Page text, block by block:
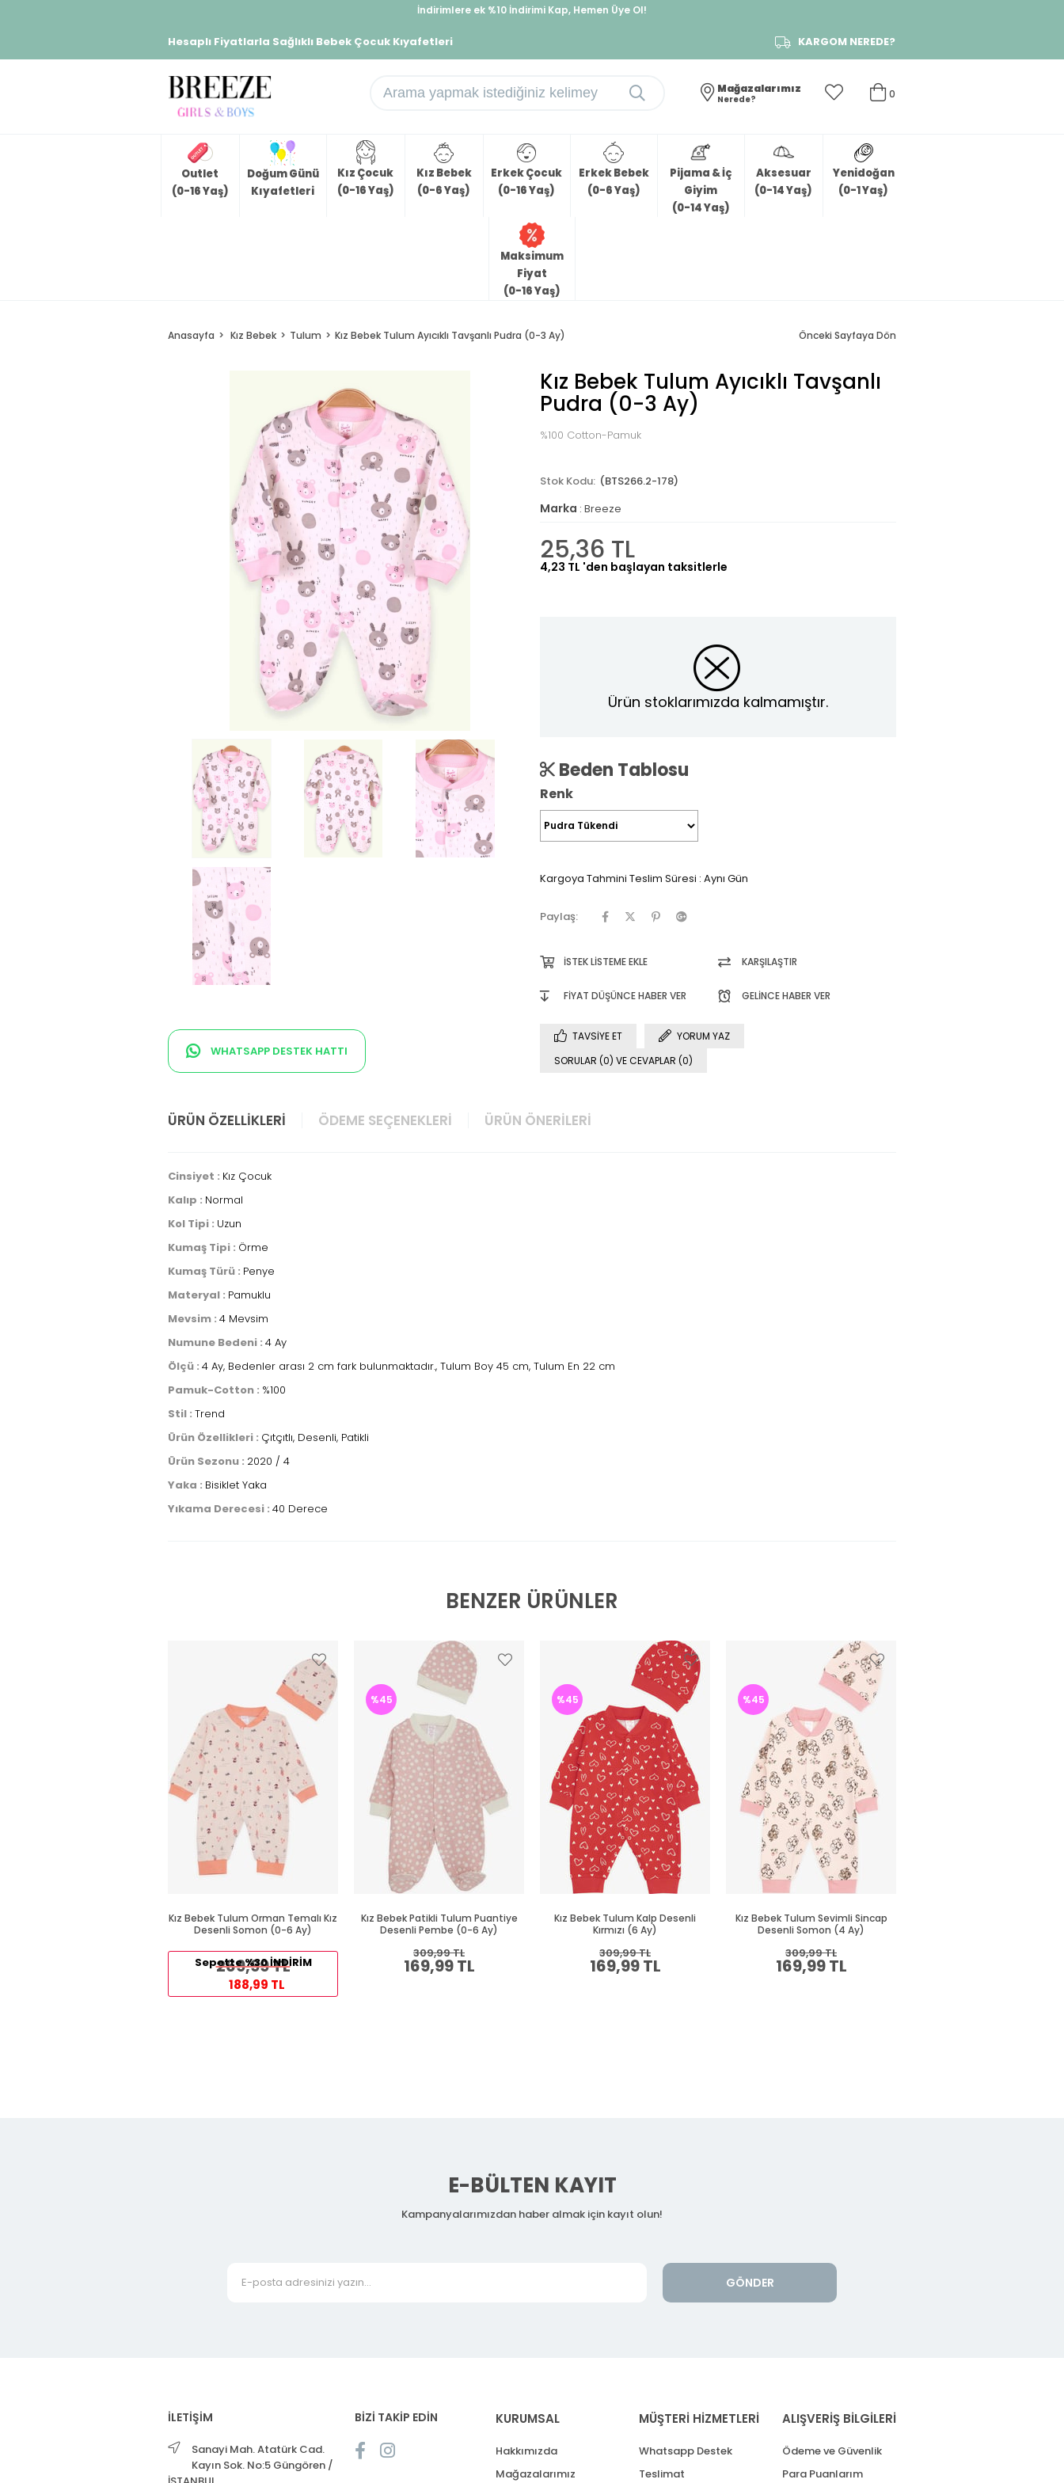
İndirimlere ek %10 İndirimi Kap, Hemen Üye Ol!
Hesaplı Fiyatlarla Sağlıklı Bebek Çocuk Kıyafetleri KARGOM NEREDE?
0
Mağazalarımız
Nerede?
Outlet
(0-16 Yaş)
Doğum Günü
Kıyafetleri
Kız Çocuk
(0-16 Yaş)
Kız Bebek
(0-6 Yaş)
Erkek Çocuk
(0-16 Yaş)
Erkek Bebek
(0-6 Yaş)
Pijama & İç
Giyim
(0-14 Yaş)
Aksesuar
(0-14 Yaş)
Yenidoğan
(0-1 Yaş)
Maksimum
Fiyat
(0-16 Yaş)
Anasayfa Kız Bebek Tulum Kız Bebek Tulum Ayıcıklı Tavşanlı Pudra (0-3 Ay) Önceki Sayfaya Dön
WHATSAPP DESTEK HATTI
Kız Bebek Tulum Ayıcıklı Tavşanlı
Pudra (0-3 Ay)
%100 Cotton-Pamuk
(BTS266.2-178)
Marka : Breeze
25,36 TL
4,23 TL 'den başlayan taksitlerle
Ürün stoklarımızda kalmamıştır.
Beden Tablosu
Renk
Kargoya Tahmini Teslim Süresi : Aynı Gün
Paylaş:
İSTEK LISTEME EKLE KARŞILAŞTIR
FIYAT DÜŞÜNCE HABER VER GELINCE HABER VER
TAVSIYE ET
YORUM YAZ
SORULAR (0) VE CEVAPLAR (0)
ÜRÜN ÖZELLIKLERI ÖDEME SEÇENEKLERI ÜRÜN ÖNERILERI
Cinsiyet : Kız Çocuk
Kalıp : Normal
Kol Tipi : Uzun
Kumaş Tipi : Örme
Kumaş Türü : Penye
Materyal : Pamuklu
Mevsim : 4 Mevsim
Numune Bedeni : 4 Ay
Ölçü : 4 Ay, Bedenler arası 2 cm fark bulunmaktadır., Tulum Boy 45 cm, Tulum En 22 cm
Pamuk-Cotton : %100
Stil : Trend
Ürün Özellikleri : Çıtçıtlı, Desenli, Patikli
Ürün Sezonu : 2020 / 4
Yaka : Bisiklet Yaka
Yıkama Derecesi : 40 Derece
BENZER ÜRÜNLER
Kız Bebek Tulum Orman Temalı Kız
Desenli Somon (0-6 Ay)
269,99 TL
Sepette %30 İNDİRİM
188,99 TL
Kız Bebek Patikli Tulum Puantiye
Desenli Pembe (0-6 Ay)
169,99 TL
309,99 TL
%45
Kız Bebek Tulum Kalp Desenli
Kırmızı (6 Ay)
169,99 TL
309,99 TL
%45
Kız Bebek Tulum Sevimli Sincap
Desenli Somon (4 Ay)
169,99 TL
309,99 TL
%45
E-BÜLTEN KAYIT
Kampanyalarımızdan haber almak için kayıt olun!
GÖNDER
İLETİŞİM
Sanayi Mah. Atatürk Cad.
Kayın Sok. No:5 Güngören /
BİZİ TAKİP EDİN KURUMSAL
Hakkımızda
Mağazalarımız
MÜŞTERİ HİZMETLERİ
Whatsapp Destek
Teslimat
ALIŞVERİŞ BİLGİLERİ
Ödeme ve Güvenlik
Para Puanlarım